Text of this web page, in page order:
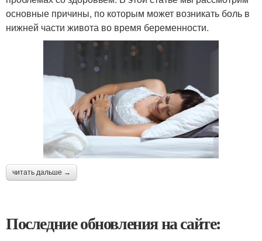
основные причины, по которым может возникать боль в
нижней части живота во время беременности.
читать дальше →
Последние обновления на сайте: